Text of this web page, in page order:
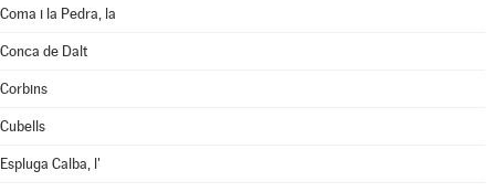
Coma i la Pedra, la
Conca de Dalt
Corbins
Cubells
Espluga Calba, l'